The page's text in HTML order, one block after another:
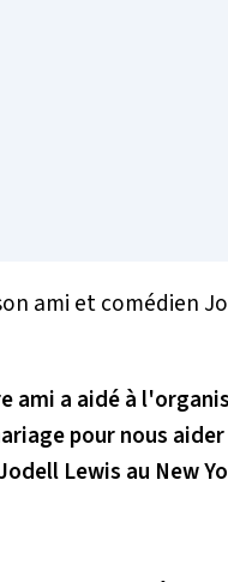
ami et comédien
ami a aidé à
pour nous
Lewis au New